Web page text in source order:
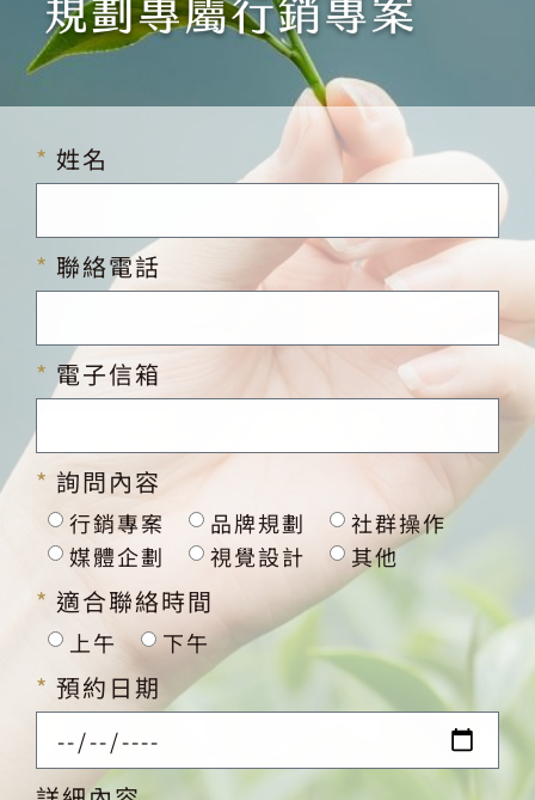
姓名
聯絡電話
電子信箱
詢問內容
行銷專案 品牌規劃
社群操作
媒體企劃
視覺設計 其他
適合聯絡時間
上午 下午
預約日期